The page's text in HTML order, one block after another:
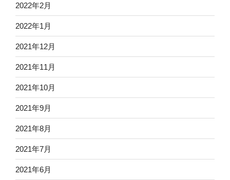
2022年2月
2022年1月
2021年12月
2021年11月
2021年10月
2021年9月
2021年8月
2021年7月
2021年6月